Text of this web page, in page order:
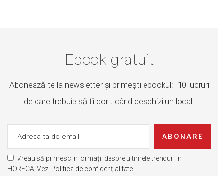
Ebook gratuit
Abonează-te la newsletter și primești ebookul: "10 lucruri
de care trebuie să ții cont când deschizi un local"
ABONARE
Vreau să primesc informații despre ultimele trenduri în
HORECA. Vezi Politica de confidențialitate